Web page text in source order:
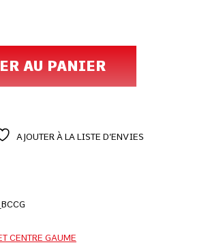
AU PANIER
AJOUTER À LA LISTE D’ENVIES
CENTRE GAUME